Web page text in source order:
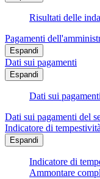
Risultati delle
Pagamenti
Espandi
Dati sui pagamenti
Espandi
Dati sui
Dati sui pagamenti del
Indicatore di
Espandi
Indicatore di
Ammontare